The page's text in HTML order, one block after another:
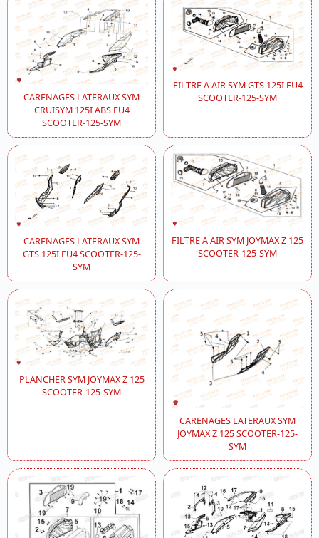
CARENAGES LATERAUX SYM
CRUISYM 125I ABS EU4
SCOOTER-125-SYM
FILTRE A AIR SYM GTS 125I EU4
SCOOTER-125-SYM
CARENAGES LATERAUX SYM
GTS 125I EU4 SCOOTER-125-
SYM
FILTRE A AIR SYM JOYMAX Z 125
SCOOTER-125-SYM
PLANCHER SYM JOYMAX Z 125
SCOOTER-125-SYM
CARENAGES LATERAUX SYM
JOYMAX Z 125 SCOOTER-125-
SYM